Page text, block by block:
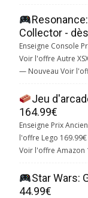
Collector -
Enseigne Console
Voir l'offre Autre
— Nouveau Voir
Jeu
164.99€
Enseigne Prix
l'offre Lego
Voir l'offre Amazon
Star Wars:
44.99€